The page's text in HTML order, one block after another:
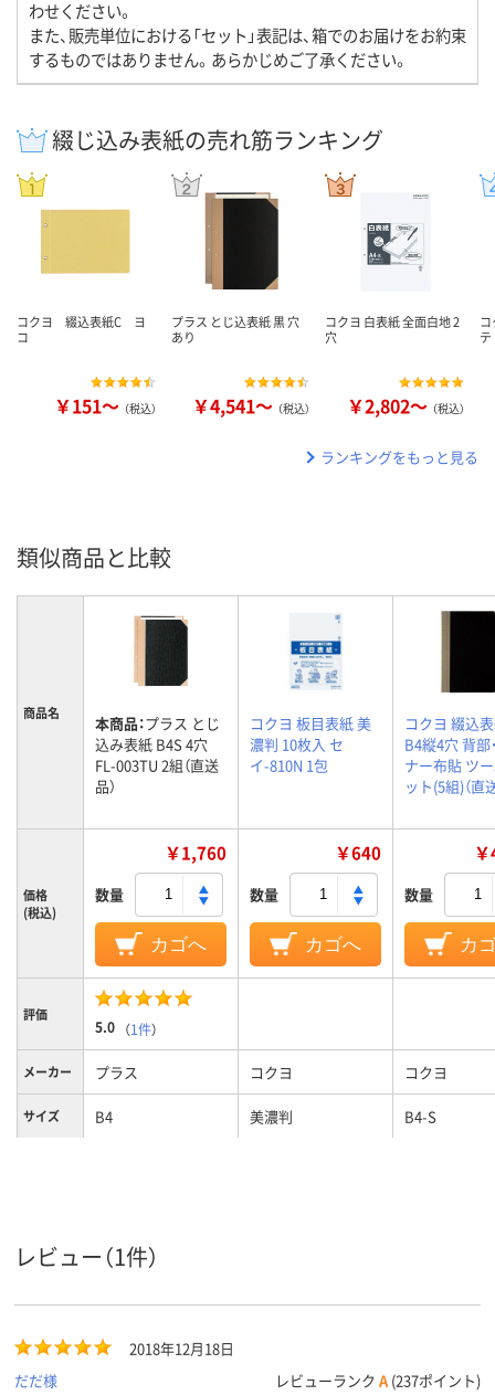
わせください。
また、販売単位における「セット」表記は、箱でのお届けをお約束
するものではありません。あらかじめご了承ください。
綴じ込み表紙の売れ筋ランキング
コクヨ 綴込表紙C ヨ
コ
￥151～ （税込）
プラス とじ込表紙 黒 穴
あり
￥4,541～ （税込）
コクヨ 白表紙 全面白地 2
穴
￥2,802～ （税込）
テ
ランキングをもっと見る
類似商品と比較
商品名 本商品：プラス とじ
込み表紙 B4S 4穴
FL-003TU 2組（直送
品）
コクヨ 板目表紙 美
濃判 10枚入 セ
イ-810N 1包
コクヨ 綴込
B4縦4穴 背部
ナー布貼 ツ
ット(5組)（直
価格
(税込)
￥1,760
数量
カゴへ
￥640
数量
カゴへ
数量
カ
評価
5.0 （1件）
メーカー プラス コクヨ コクヨ
サイズ B4 美濃判 B4-S
レビュー（1件）
2018年12月18日
だだ様
レビューランク A (237ポイント)